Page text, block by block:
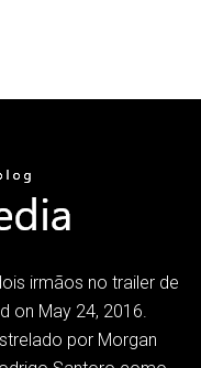
irmãos no trailer de
on May 24, 2016.
por Morgan